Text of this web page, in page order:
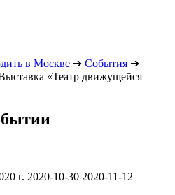
в Москве ➔ События ➔
«Театр движущейся
г. 2020-10-30 2020-11-12